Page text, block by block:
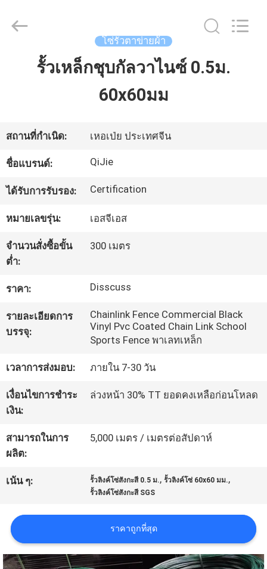
เกี่ยว
กับ
เรา
ทัวร์
โรงงาน
ควบคุม
คุณภาพ
ติดต่อ
เรา
ขอ
เสนอ
ราคา
Mesh
โซ่รั้วตาข่ายผ้า
รั้วเหล็กชุบกัลวาไนซ์ 0.5ม.
60x60มม
สถานที่กำเนิด: เหอเป่ย ประเทศจีน
ชื่อแบรนด์: QiJie
ได้รับการรับรอง: Certification
หมายเลขรุ่น: เอสจีเอส
จำนวนสั่งซื้อขั้น
ต่ำ:
300 เมตร
ราคา: Disscuss
รายละเอียดการ
บรรจุ:
Chainlink Fence Commercial Black
Vinyl Pvc Coated Chain Link School
Sports Fence พาเลทเหล็ก
เวลาการส่งมอบ: ภายใน 7-30 วัน
เงื่อนไขการชำระ
เงิน:
ล่วงหน้า 30% TT ยอดคงเหลือก่อนโหลด
สามารถในการ
ผลิต:
5,000 เมตร / เมตรต่อสัปดาห์
เน้น ๆ: รั้วลิงค์โซ่สังกะสี 0.5 ม.,รั้วลิงค์โซ่ 60x60 มม.,
รั้วลิงค์โซ่สังกะสี SGS
ราคาถูกที่สุด